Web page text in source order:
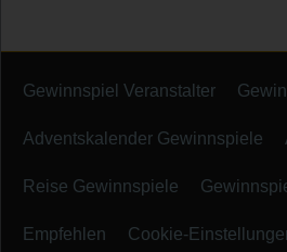
Gewinnspiel Veranstalter
Adventskalender Gewinnspiele
Reise Gewinnspiele
Empfehlen Cookie-